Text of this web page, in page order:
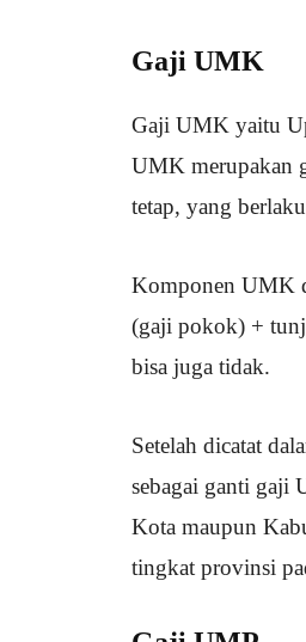
Gaji UMK
Gaji UMK yaitu
UMK merupakan
tetap, yang
Komponen UMK
(gaji pokok) +
bisa juga tidak.
Setelah dicatat
sebagai ganti gaji
Kota maupun
tingkat provinsi